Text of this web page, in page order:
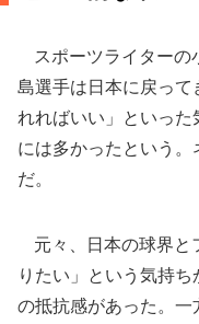
スポーツライターの
島選手は日本に戻って
れればいい」といっ
には多かったという。
だ。
元々、日本の球界と
りたい」という気持
の抵抗感があった。